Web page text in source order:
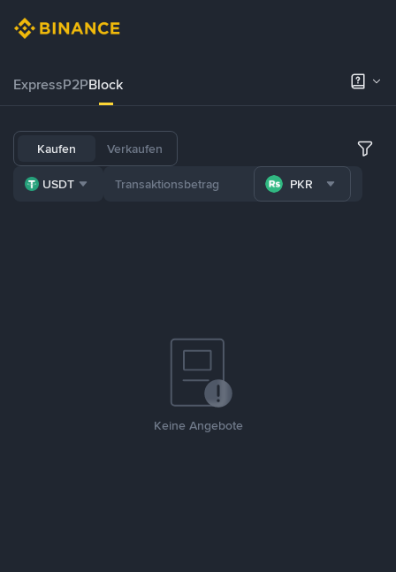
ExpressP2PBlock
Kaufen Verkaufen
USDT PKR
Keine Angebote